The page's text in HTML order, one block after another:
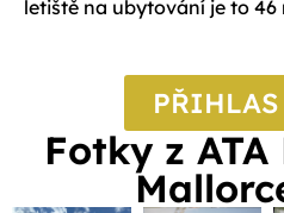
letiště na ubytování je to 46
Fotky z ATA
PŘIHLAS